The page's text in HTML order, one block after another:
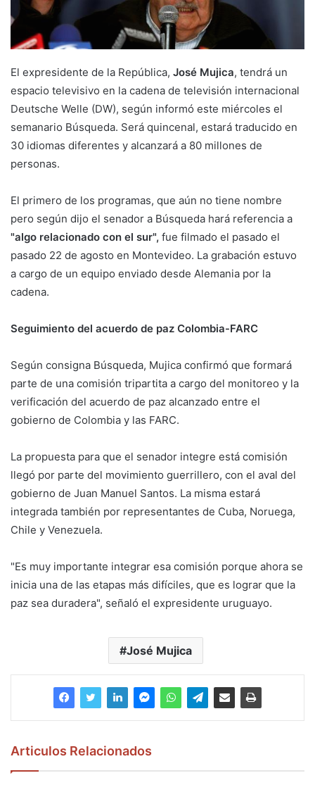
El expresidente de la República, José Mujica, tendrá un
espacio televisivo en la cadena de televisión internacional
Deutsche Welle (DW), según informó este miércoles el
semanario Búsqueda. Será quincenal, estará traducido en
30 idiomas diferentes y alcanzará a 80 millones de
personas.
El primero de los programas, que aún no tiene nombre
pero según dijo el senador a Búsqueda hará referencia a
"algo relacionado con el sur", fue filmado el pasado el
pasado 22 de agosto en Montevideo. La grabación estuvo
a cargo de un equipo enviado desde Alemania por la
cadena.
Seguimiento del acuerdo de paz Colombia-FARC
Según consigna Búsqueda, Mujica confirmó que formará
parte de una comisión tripartita a cargo del monitoreo y la
verificación del acuerdo de paz alcanzado entre el
gobierno de Colombia y las FARC.
La propuesta para que el senador integre está comisión
llegó por parte del movimiento guerrillero, con el aval del
gobierno de Juan Manuel Santos. La misma estará
integrada también por representantes de Cuba, Noruega,
Chile y Venezuela.
"Es muy importante integrar esa comisión porque ahora se
inicia una de las etapas más difíciles, que es lograr que la
paz sea duradera", señaló el expresidente uruguayo.
José Mujica
Articulos Relacionados